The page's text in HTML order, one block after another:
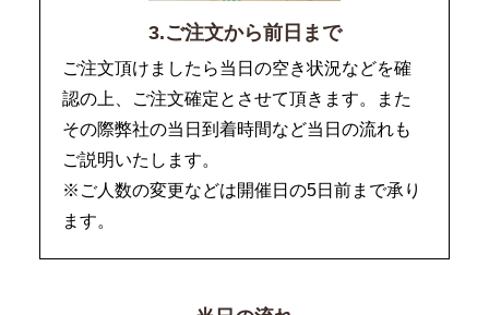
3.ご注文から前日まで
ご注文頂けましたら当日の空き状況などを確
認の上、ご注文確定とさせて頂きます。また
その際弊社の当日到着時間など当日の流れも
ご説明いたします。
※ご人数の変更などは開催日の5日前まで承り
ます。